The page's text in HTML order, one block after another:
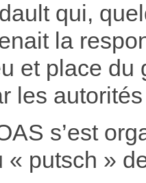
qui,
la
et place
les
s’est
« putsch »